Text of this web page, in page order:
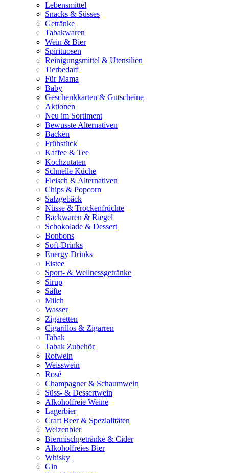
Lebensmittel
Snacks & Süsses
Getränke
Tabakwaren
Wein & Bier
Spirituosen
Reinigungsmittel & Utensilien
Tierbedarf
Für Mama
Baby
Geschenkkarten & Gutscheine
Aktionen
Neu im Sortiment
Bewusste Alternativen
Backen
Frühstück
Kaffee & Tee
Kochzutaten
Schnelle Küche
Fleisch & Alternativen
Chips & Popcorn
Salzgebäck
Nüsse & Trockenfrüchte
Backwaren & Riegel
Schokolade & Dessert
Bonbons
Soft-Drinks
Energy Drinks
Eistee
Sport- & Wellnessgetränke
Sirup
Säfte
Milch
Wasser
Zigaretten
Cigarillos & Zigarren
Tabak
Tabak Zubehör
Rotwein
Weisswein
Rosé
Champagner & Schaumwein
Süss- & Dessertwein
Alkoholfreie Weine
Lagerbier
Craft Beer & Spezialitäten
Weizenbier
Biermischgetränke & Cider
Alkoholfreies Bier
Whisky
Gin